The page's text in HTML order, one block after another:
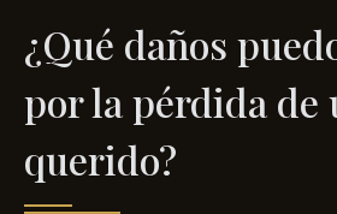
¿Qué daños
por la pérdida de
querido?